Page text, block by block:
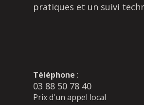
pratiques et un suivi
Téléphone :
03 88 50 78 40
Prix d'un appel local